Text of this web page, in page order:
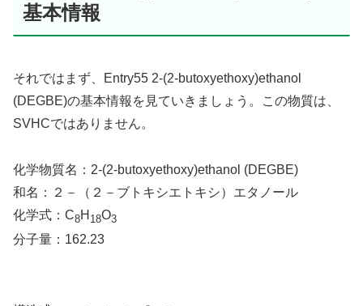
基本情報
それではまず、Entry55 2-(2-butoxyethoxy)ethanol
(DEGBE)の基本情報を見ていきましょう。この物質は、
SVHCではありません。
化学物質名：2-(2-butoxyethoxy)ethanol (DEGBE)
和名：２－（２－ブトキシエトキシ）エタノール
化学式：C8H 18O3
分子量：162.23